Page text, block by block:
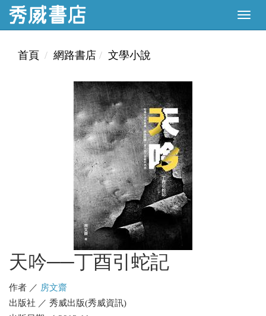
首頁 網路書店 文學小說
天吟──丁酉引蛇記
作者 ／ 房文齋
出版社 ／ 秀威出版(秀威資訊)